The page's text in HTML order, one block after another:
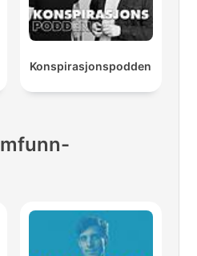
Konspirasjonspodden